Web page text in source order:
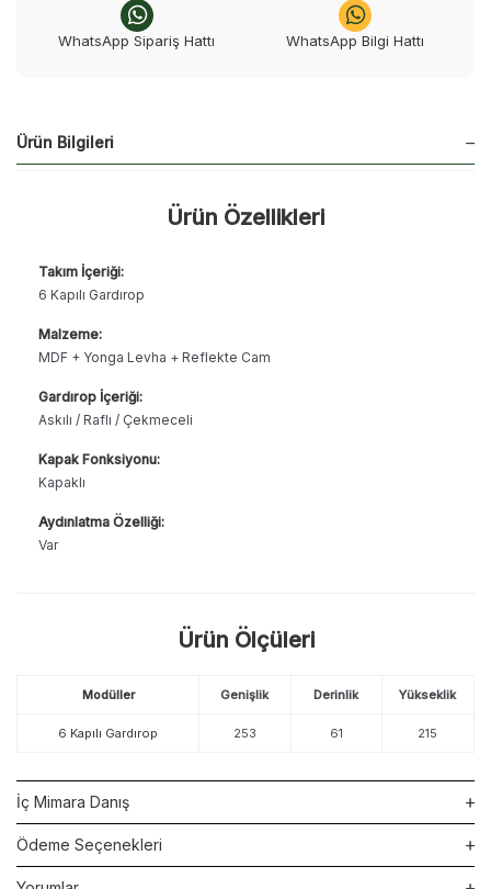
WhatsApp Sipariş Hattı WhatsApp Bilgi Hattı
Ürün Bilgileri
Ürün Özellikleri
Takım İçeriği:
6 Kapılı Gardırop
Malzeme:
MDF + Yonga Levha + Reflekte Cam
Gardırop İçeriği:
Askılı / Raflı / Çekmeceli
Kapak Fonksiyonu:
Kapaklı
Aydınlatma Özelliği:
Var
Ürün Ölçüleri
Modüller Genişlik Derinlik Yükseklik
6 Kapılı Gardırop 253 61 215
İç Mimara Danış
Ödeme Seçenekleri